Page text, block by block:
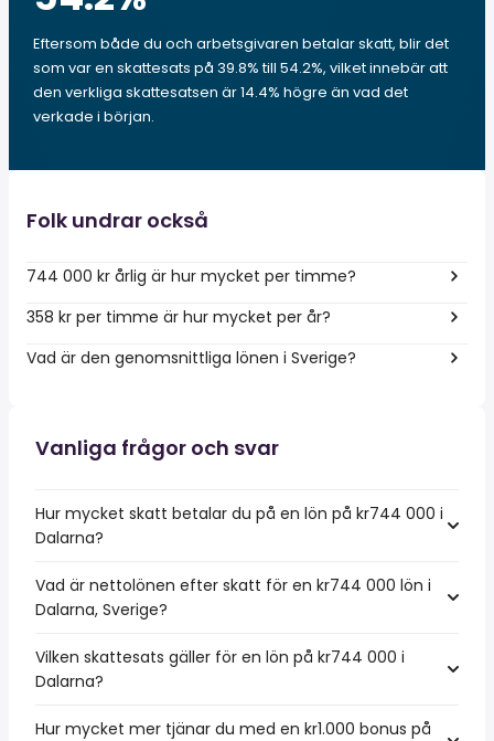
Eftersom både du och arbetsgivaren betalar skatt, blir det
som var en skattesats på 39.8% till 54.2%, vilket innebär att
den verkliga skattesatsen är 14.4% högre än vad det
verkade i början.
Folk undrar också
744 000 kr årlig är hur mycket per timme?
358 kr per timme är hur mycket per år?
Vad är den genomsnittliga lönen i Sverige?
Vanliga frågor och svar
Hur mycket skatt betalar du på en lön på kr744 000 i
Dalarna?
Vad är nettolönen efter skatt för en kr744 000 lön i
Dalarna, Sverige?
Vilken skattesats gäller för en lön på kr744 000 i
Dalarna?
Hur mycket mer tjänar du med en kr1.000 bonus på